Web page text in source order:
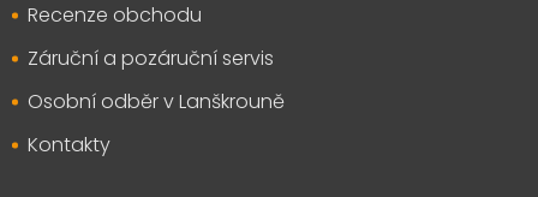
Recenze obchodu
Záruční a pozáruční servis
Osobní odběr v Lanškrouně
Kontakty